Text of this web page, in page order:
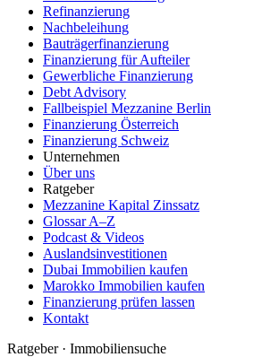
Refinanzierung
Nachbeleihung
Bauträgerfinanzierung
Finanzierung für Aufteiler
Gewerbliche Finanzierung
Debt Advisory
Fallbeispiel Mezzanine Berlin
Finanzierung Österreich
Finanzierung Schweiz
Unternehmen
Über uns
Ratgeber
Mezzanine Kapital Zinssatz
Glossar A–Z
Podcast & Videos
Auslandsinvestitionen
Dubai Immobilien kaufen
Marokko Immobilien kaufen
Finanzierung prüfen lassen
Kontakt
Ratgeber · Immobiliensuche